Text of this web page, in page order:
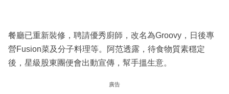
餐廳已重新裝修，聘請優秀廚師，改名為Groovy，日後專
營Fusion菜及分子料理等。阿范透露，待食物質素穩定
後，星級股東團便會出動宣傳，幫手搵生意。
廣告